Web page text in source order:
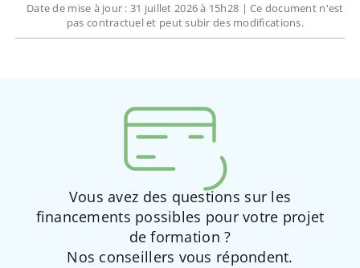
Date de mise à jour : 31 juillet 2026 à 15h28 | Ce document n'est
pas contractuel et peut subir des modifications.
Vous avez des questions sur les
financements possibles pour votre projet
de formation ?
Nos conseillers vous répondent.